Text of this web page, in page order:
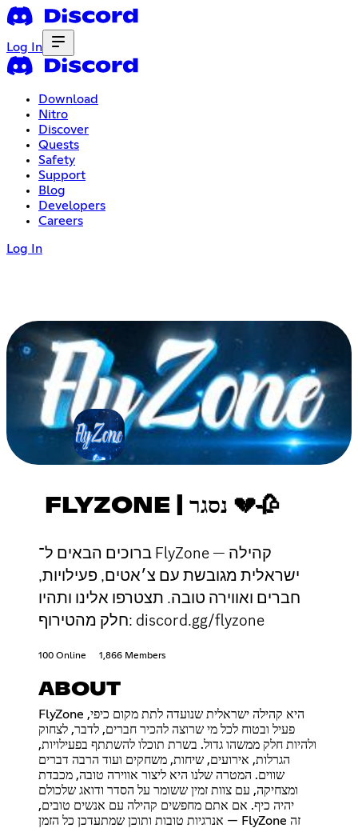
Log In
Download
Nitro
Discover
Quests
Safety
Support
Blog
Developers
Careers
Log In
FLYZONE | נסגר 💔🥀
ברוכים הבאים ל־ FlyZone — קהילה
ישראלית מגובשת עם צ׳אטים, פעילויות,
חברים ואווירה טובה. תצטרפו אלינו ותהיו
חלק מהטירוף: discord.gg/flyzone
100 Online 1,866 Members
ABOUT
FlyZone היא קהילה ישראלית שנועדה לתת מקום כיפי,
פעיל ובטוח לכל מי שרוצה להכיר חברים, לדבר, לצחוק
ולהיות חלק ממשהו גדול. בשרת תוכלו להשתתף בפעילויות,
הגרלות, אירועים, שיחות, משחקים ועוד הרבה דברים
שווים. המטרה שלנו היא ליצור אווירה טובה, מכבדת
ומצחיקה, עם צוות זמין ששומר על הסדר ודואג שלכולם
יהיה כיף. אם אתם מחפשים קהילה עם אנשים טובים,
אנרגיות טובות ותוכן שמתעדכן כל הזמן — FlyZone זה